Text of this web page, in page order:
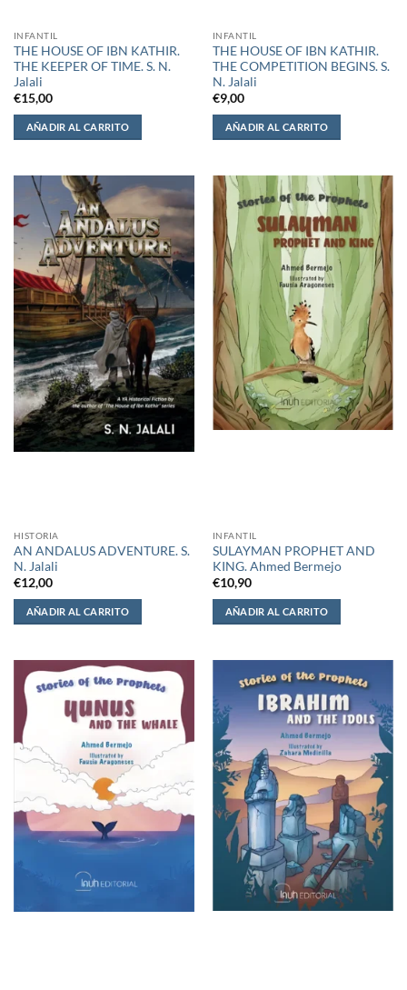
INFANTIL
THE HOUSE OF IBN KATHIR.
THE KEEPER OF TIME. S. N.
Jalali
€15,00
AÑADIR AL CARRITO
INFANTIL
THE HOUSE OF IBN KATHIR.
THE COMPETITION BEGINS. S.
N. Jalali
€9,00
AÑADIR AL CARRITO
HISTORIA
AN ANDALUS ADVENTURE. S.
N. Jalali
€12,00
AÑADIR AL CARRITO
INFANTIL
SULAYMAN PROPHET AND
KING. Ahmed Bermejo
€10,90
AÑADIR AL CARRITO